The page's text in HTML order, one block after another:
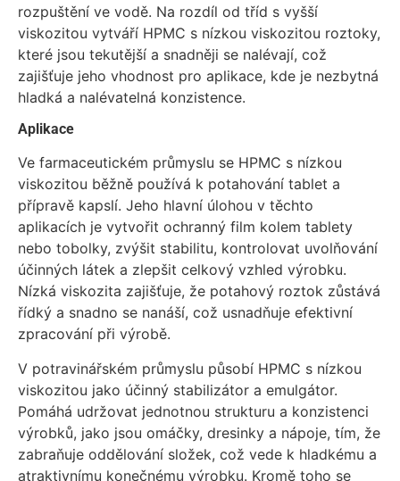
rozpuštění ve vodě. Na rozdíl od tříd s vyšší
viskozitou vytváří HPMC s nízkou viskozitou roztoky,
které jsou tekutější a snadněji se nalévají, což
zajišťuje jeho vhodnost pro aplikace, kde je nezbytná
hladká a nalévatelná konzistence.
Aplikace
Ve farmaceutickém průmyslu se HPMC s nízkou
viskozitou běžně používá k potahování tablet a
přípravě kapslí. Jeho hlavní úlohou v těchto
aplikacích je vytvořit ochranný film kolem tablety
nebo tobolky, zvýšit stabilitu, kontrolovat uvolňování
účinných látek a zlepšit celkový vzhled výrobku.
Nízká viskozita zajišťuje, že potahový roztok zůstává
řídký a snadno se nanáší, což usnadňuje efektivní
zpracování při výrobě.
V potravinářském průmyslu působí HPMC s nízkou
viskozitou jako účinný stabilizátor a emulgátor.
Pomáhá udržovat jednotnou strukturu a konzistenci
výrobků, jako jsou omáčky, dresinky a nápoje, tím, že
zabraňuje oddělování složek, což vede k hladkému a
atraktivnímu konečnému výrobku. Kromě toho se